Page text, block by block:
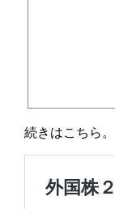
続きはこちら。